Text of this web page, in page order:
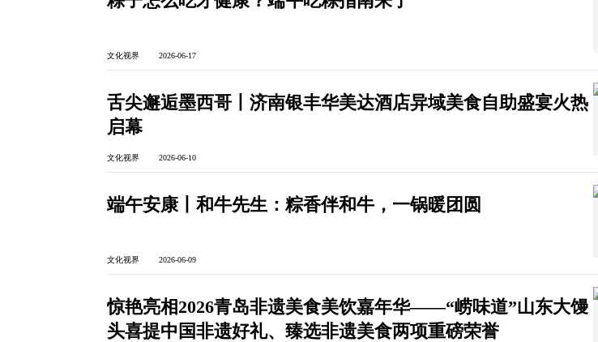
文化视界 2026-06-17
舌尖邂逅墨西哥丨济南银丰华美达酒店异域美食自助盛宴火热
启幕
文化视界 2026-06-10
端午安康丨和牛先生：粽香伴和牛，一锅暖团圆
文化视界 2026-06-09
惊艳亮相2026青岛非遗美食美饮嘉年华——“崂味道”山东大馒
头喜提中国非遗好礼、臻选非遗美食两项重磅荣誉